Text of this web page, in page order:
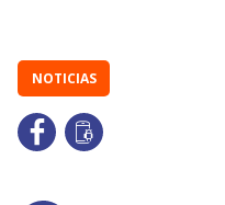
NOTICIAS